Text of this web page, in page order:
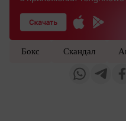
Бокс Скандал